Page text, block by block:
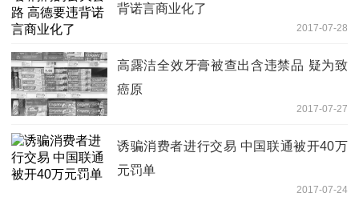
背诺言商业化了
2017-07-28
高露洁全效牙膏被查出含违禁品 疑为致
癌原
2017-07-27
诱骗消费者进行交易 中国联通被开40万
元罚单
2017-07-24